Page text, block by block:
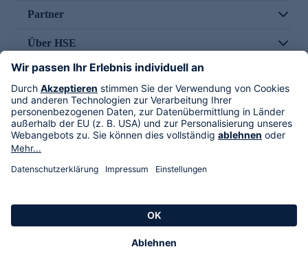
Partner
Über HSE
Im TV
HSE International